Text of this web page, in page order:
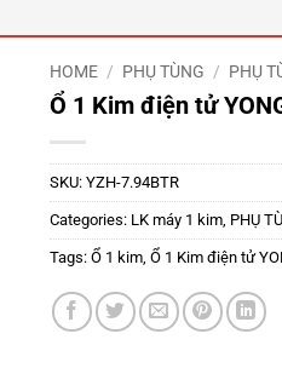
HOME / PHỤ TÙNG / PHỤ
Ổ 1 Kim điện tử
SKU: YZH-7.94BTR
Categories: LK máy 1 kim PHỤ
Tags: Ổ 1 kim Ổ 1 Kim điện tử